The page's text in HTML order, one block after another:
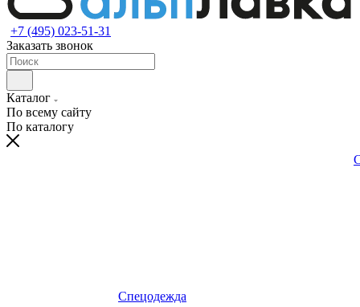
+7 (495) 023-51-31
Заказать звонок
Каталог
По всему сайту
По каталогу
Спецодежда